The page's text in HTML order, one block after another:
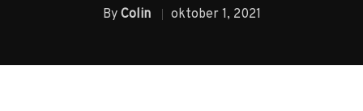
By Colin oktober 1, 2021
melden